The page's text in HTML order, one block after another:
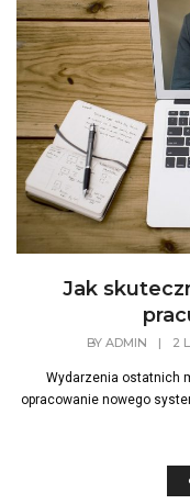
Jak
BY ADMIN | 2
Wydarzenia ostatnich
opracowanie nowego